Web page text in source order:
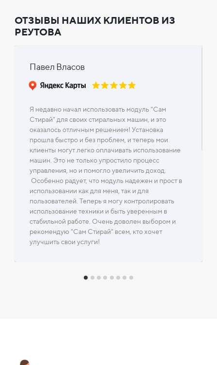
ОТЗЫВЫ НАШИХ КЛИЕНТОВ ИЗ
РЕУТОВА
Павел Власов
Я недавно начал использовать модуль "Сам
Стирай" для своих стиральных машин, и это
оказалось отличным решением! Установка
прошла быстро и без проблем, и теперь мои
клиенты могут легко оплачивать использование
машин. Это не только упростило процесс
управления, но и помогло увеличить доход.
Особенно радует, что модуль надежен и прост в
использовании как для меня, так и для
пользователей. Теперь я могу контролировать
использование техники и быть уверенным в
стабильной работе. Очень доволен выбором и
рекомендую "Сам Стирай" всем, кто хочет
улучшить свои услуги!